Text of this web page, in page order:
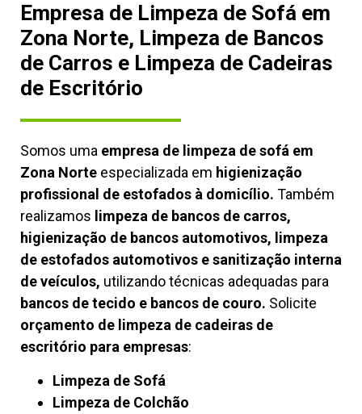
Empresa de Limpeza de Sofá em
Zona Norte, Limpeza de Bancos
de Carros e Limpeza de Cadeiras
de Escritório
Somos uma empresa de limpeza de sofá em
Zona Norte especializada em higienização
profissional de estofados à domicílio. Também
realizamos limpeza de bancos de carros,
higienização de bancos automotivos, limpeza
de estofados automotivos e sanitização interna
de veículos, utilizando técnicas adequadas para
bancos de tecido e bancos de couro. Solicite
orçamento de limpeza de cadeiras de
escritório para empresas:
Limpeza de Sofá
Limpeza de Colchão